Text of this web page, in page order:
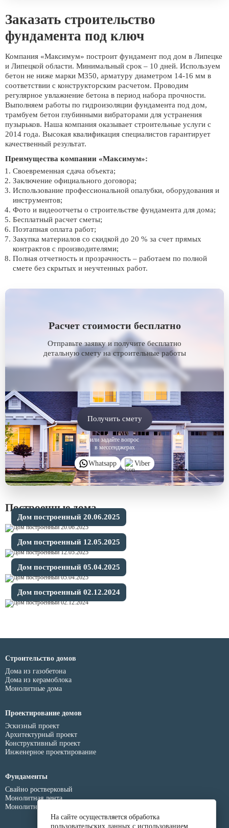
Заказать строительство
фундамента под ключ
Компания «Максимум» построит фундамент под дом в Липецке
и Липецкой области. Минимальный срок – 10 дней. Используем
бетон не ниже марки М350, арматуру диаметром 14-16 мм в
соответствии с конструкторским расчетом. Проводим
регулярное увлажнение бетона в период набора прочности.
Выполняем работы по гидроизоляции фундамента под дом,
трамбуем бетон глубинными вибраторами для устранения
пузырьков. Наша компания оказывает строительные услуги с
2014 года. Высокая квалификация специалистов гарантирует
качественный результат.
Преимущества компании «Максимум»:
Своевременная сдача объекта;
Заключение официального договора;
Использование профессиональной опалубки, оборудования и
инструментов;
Фото и видеоотчеты о строительстве фундамента для дома;
Бесплатный расчет сметы;
Поэтапная оплата работ;
Закупка материалов со скидкой до 20 % за счет прямых
контрактов с производителями;
Полная отчетность и прозрачность – работаем по полной
смете без скрытых и неучтенных работ.
Расчет стоимости бесплатно
Отправьте заявку и получите бесплатно
детальную смету на строительные работы
Получить смету
или задайте вопрос
в мессенджерах
Whatsapp Viber
Построенные дома
Дом построенный 20.06.2025
Дом построенный 12.05.2025
Дом построенный 05.04.2025
Дом построенный 02.12.2024
Строительство домов
Дома из газобетона
Дома из керамоблока
Монолитные дома
Проектирование домов
Эскизный проект
Архитектурный проект
Конструктивный проект
Инженерное проектирование
Фундаменты
Свайно ростверковый
Монолитная лента
Монолитная плита
На сайте осуществляется обработка
пользовательских данных с использованием